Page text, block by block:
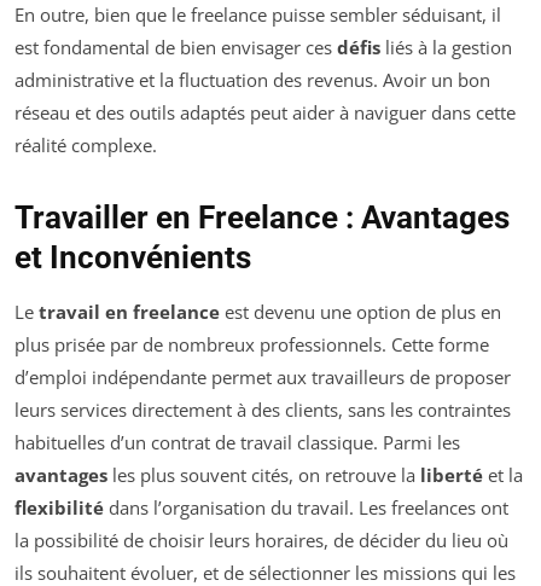
En outre, bien que le freelance puisse sembler séduisant, il
est fondamental de bien envisager ces défis liés à la gestion
administrative et la fluctuation des revenus. Avoir un bon
réseau et des outils adaptés peut aider à naviguer dans cette
réalité complexe.
Travailler en Freelance : Avantages
et Inconvénients
Le travail en freelance est devenu une option de plus en
plus prisée par de nombreux professionnels. Cette forme
d’emploi indépendante permet aux travailleurs de proposer
leurs services directement à des clients, sans les contraintes
habituelles d’un contrat de travail classique. Parmi les
avantages les plus souvent cités, on retrouve la liberté et la
flexibilité dans l’organisation du travail. Les freelances ont
la possibilité de choisir leurs horaires, de décider du lieu où
ils souhaitent évoluer, et de sélectionner les missions qui les